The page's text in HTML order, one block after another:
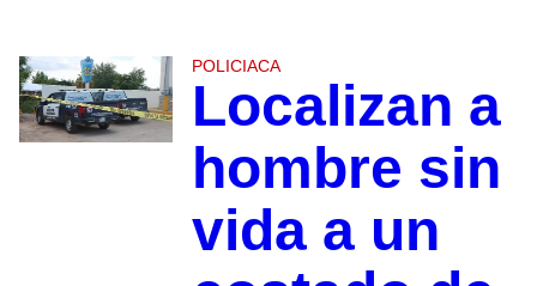
POLICIACA
Localizan a
hombre sin
vida a un